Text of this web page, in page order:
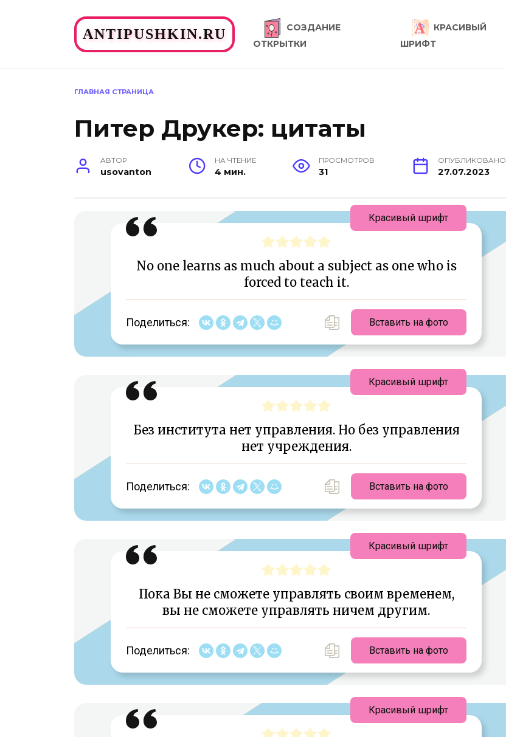
ANTIPUSHKIN.RU
СОЗДАНИЕ
ОТКРЫТКИ
КРАСИВЫЙ
ШРИФТ
ГЛАВНАЯ СТРАНИЦА
Питер Друкер: цитаты
АВТОР
usovanton
НА ЧТЕНИЕ
4 мин.
ПРОСМОТРОВ
31
ОПУБЛИКОВАНО
27.07.2023
No one learns as much about a subject as one who is
forced to teach it.
Поделиться: Вставить на фото
Красивый шрифт
Без института нет управления. Но без управления
нет учреждения.
Поделиться: Вставить на фото
Красивый шрифт
Пока Вы не сможете управлять своим временем,
вы не сможете управлять ничем другим.
Поделиться: Вставить на фото
Красивый шрифт
Красивый шрифт